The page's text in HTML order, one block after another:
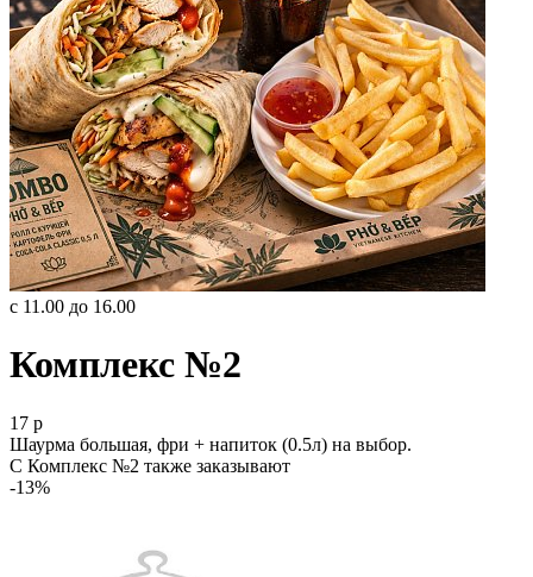
с 11.00 до 16.00
Комплекс №2
17 р
Шаурма большая, фри + напиток (0.5л) на выбор.
С Комплекс №2 также заказывают
-13%